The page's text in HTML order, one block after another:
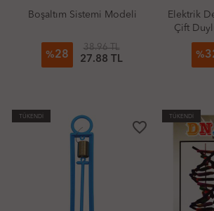
Boşaltım Sistemi Modeli
%28
38.96 TL
27.88 TL
Elektrik
Çift
%
TÜKENDİ
favorite_border
TÜKENDİ